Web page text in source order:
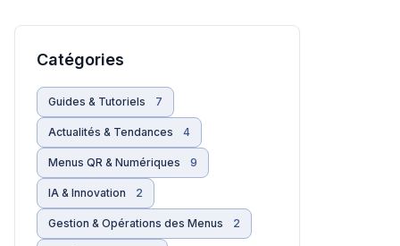
Catégories
Guides & Tutoriels 7
Actualités & Tendances 4
Menus QR & Numériques 9
IA & Innovation 2
Gestion & Opérations des Menus 2